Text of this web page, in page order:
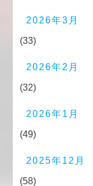
2026年3月
(33)
2026年2月
(32)
2026年1月
(49)
2025年12月
(58)